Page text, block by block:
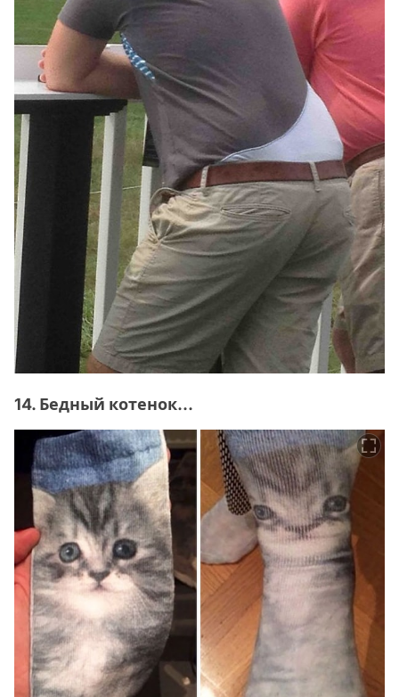
14. Бедный котенок...